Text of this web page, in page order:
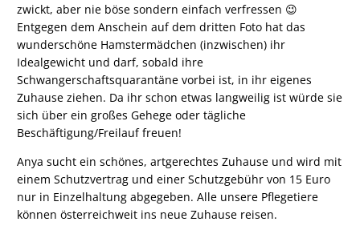
zwickt, aber nie böse sondern einfach verfressen 😉
Entgegen dem Anschein auf dem dritten Foto hat das
wunderschöne Hamstermädchen (inzwischen) ihr
Idealgewicht und darf, sobald ihre
Schwangerschaftsquarantäne vorbei ist, in ihr eigenes
Zuhause ziehen. Da ihr schon etwas langweilig ist würde sie
sich über ein großes Gehege oder tägliche
Beschäftigung/Freilauf freuen!
Anya sucht ein schönes, artgerechtes Zuhause und wird mit
einem Schutzvertrag und einer Schutzgebühr von 15 Euro
nur in Einzelhaltung abgegeben. Alle unsere Pflegetiere
können österreichweit ins neue Zuhause reisen.